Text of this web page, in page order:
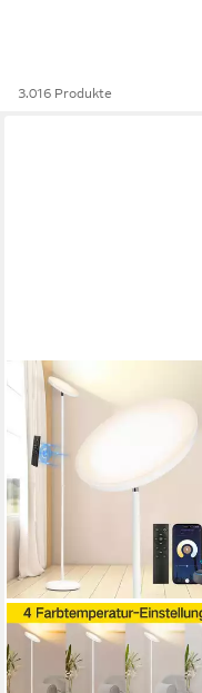
3.016 Produkte